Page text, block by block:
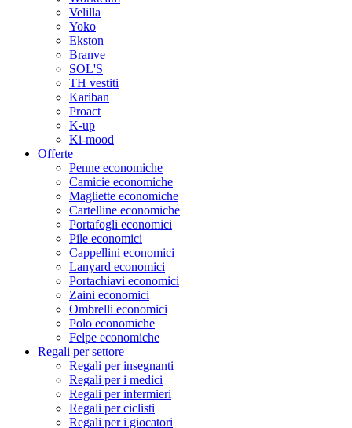
Velilla
Yoko
Ekston
Branve
SOL'S
TH vestiti
Kariban
Proact
K-up
Ki-mood
Offerte
Penne economiche
Camicie economiche
Magliette economiche
Cartelline economiche
Portafogli economici
Pile economici
Cappellini economici
Lanyard economici
Portachiavi economici
Zaini economici
Ombrelli economici
Polo economiche
Felpe economiche
Regali per settore
Regali per insegnanti
Regali per i medici
Regali per infermieri
Regali per ciclisti
Regali per i giocatori